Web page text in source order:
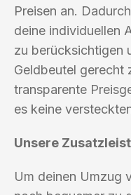
Preisen an.
deine individuellen
zu berücksichtigen
Geldbeutel gerecht
transparente
es keine
Unsere
Um deinen Umzug